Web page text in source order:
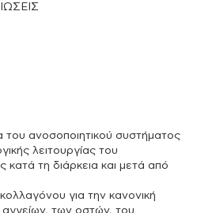
του ανοσοποιητικού συστήματος
λειτουργίας του
κατά τη διάρκεια και µετά από
για την κανονική